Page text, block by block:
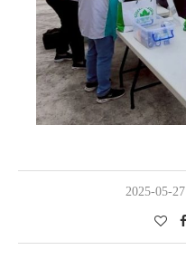
2025-05-27